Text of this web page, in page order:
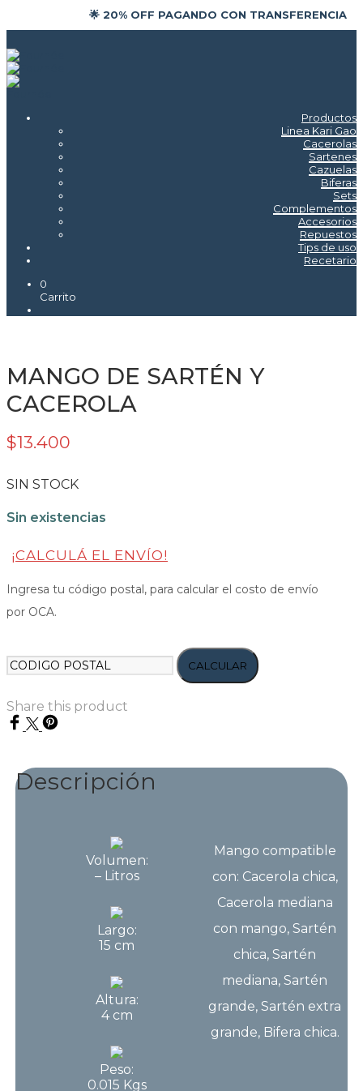
🌟 20% OFF PAGANDO CON TRANSFERENCIA
Productos
Linea Kari Gao
Cacerolas
Sartenes
Cazuelas
Biferas
Sets
Complementos
Accesorios
Repuestos
Tips de uso
Recetario
0
Carrito
MANGO DE SARTÉN Y
CACEROLA
$13.400
SIN STOCK
Sin existencias
¡CALCULÁ EL ENVÍO!
Ingresa tu código postal, para calcular el costo de envío
por OCA.
CALCULAR
Share this product
Descripción
Volumen:
– Litros
Largo:
15 cm
Altura:
4 cm
Peso:
0.015 Kgs
Mango compatible
con: Cacerola chica,
Cacerola mediana
con mango, Sartén
chica, Sartén
mediana, Sartén
grande, Sartén extra
grande, Bifera chica.